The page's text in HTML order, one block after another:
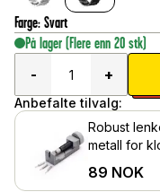
Farge: Svart
På lager (Flere enn 20 stk)
-
+
Anbefalte tilvalg:
Robust
metall for
89 NOK